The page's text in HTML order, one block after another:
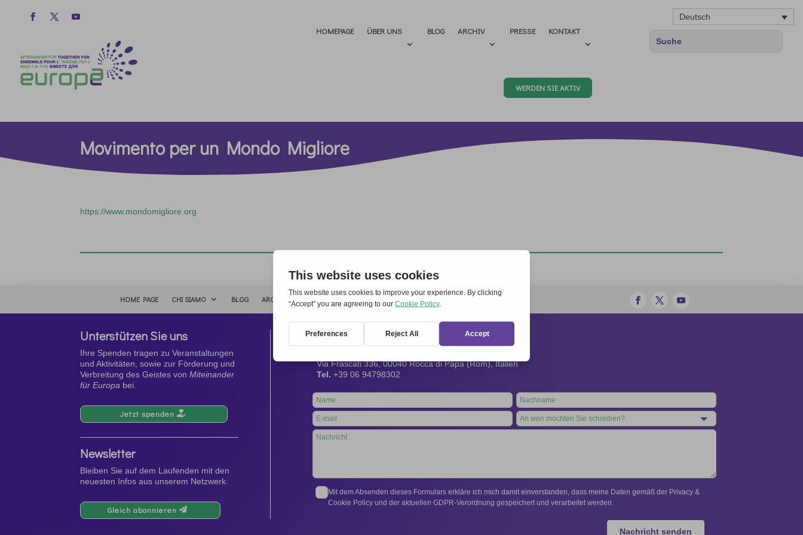
Deutsch
HOMEPAGE ÜBER UNS BLOG ARCHIV PRESSE KONTAKT
WERDEN SIE AKTIV
Movimento per un Mondo Migliore
https://www.mondomigliore.org
HOME PAGE CHI SIAMO BLOG ARCHIVIO CONTATTI ATTÌVATI
Unterstützen Sie uns
Ihre Spenden tragen zu Veranstaltungen
und Aktivitäten, sowie zur Förderung und
Verbreitung des Geistes vonMiteinander
für Europa bei.
Jetzt spenden
Newsletter
Bleiben Sie auf dem Laufenden mit den
neuesten Infos aus unserem Netzwerk.
Gleich abonnieren
Kontakt
Via Frascati 336, 00040 Rocca di Papa (Rom), Italien
Tel. +39 06 94798302
Leave
this
field
blank
Mit dem Absenden dieses Formulars erkläre ich mich damit einverstanden, dass meine Daten gemäß der Privacy &
Cookie Policy und der aktuellen GDPR-Verordnung gespeichert und verarbeitet werden.
Nachricht senden